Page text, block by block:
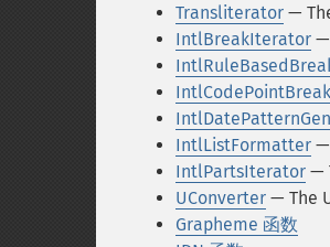
Transliterator —
IntlBreakIterator —
IntlListFormatter —
IntlPartsIterator —
UConverter — The
Grapheme 函数